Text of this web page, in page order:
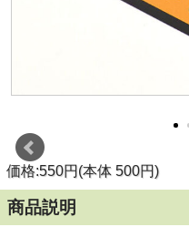
価格:550円(本体 500円)
商品説明